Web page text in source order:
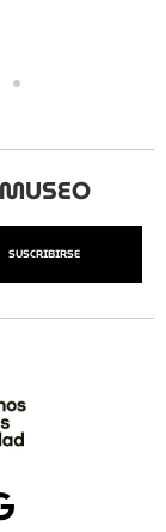
SUSCRIBIRSE